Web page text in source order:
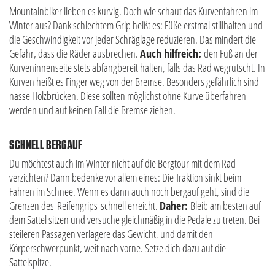
Mountainbiker lieben es kurvig. Doch wie schaut das Kurvenfahren im
Winter aus? Dank schlechtem Grip heißt es: Füße erstmal stillhalten und
die Geschwindigkeit vor jeder Schräglage reduzieren. Das mindert die
Gefahr, dass die Räder ausbrechen.Auch hilfreich: den Fuß an der
Kurveninnenseite stets abfangbereit halten, falls das Rad wegrutscht. In
Kurven heißt es Finger weg von der Bremse. Besonders gefährlich sind
nasse Holzbrücken. Diese sollten möglichst ohne Kurve überfahren
werden und auf keinen Fall die Bremse ziehen.
SCHNELL BERGAUF
Du möchtest auch im Winter nicht auf die Bergtour mit dem Rad
verzichten? Dann bedenke vor allem eines: Die Traktion sinkt beim
Fahren im Schnee. Wenn es dann auch noch bergauf geht, sind die
Grenzen des Reifengrips schnell erreicht. Daher: Bleib am besten auf
dem Sattel sitzen und versuche gleichmäßig in die Pedale zu treten. Bei
steileren Passagen verlagere das Gewicht, und damit den
Körperschwerpunkt, weit nach vorne. Setze dich dazu auf die
Sattelspitze.